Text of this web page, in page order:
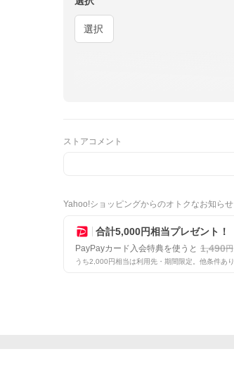
選択
ストアコメント
Yahoo!ショッピングからのオトクなお知らせ
合計5,000円相当プレゼント！
PayPayカード入会特典を使うと 1,490円
うち2,000円相当は利用先・期間限定。他条件あり